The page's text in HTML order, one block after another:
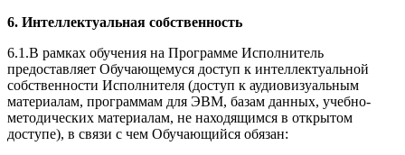
6. Интеллектуальная собственность
6.1.В рамках обучения на Программе Исполнитель
предоставляет Обучающемуся доступ к интеллектуальной
собственности Исполнителя (доступ к аудиовизуальным
материалам, программам для ЭВМ, базам данных, учебно-
методических материалам, не находящимся в открытом
доступе), в связи с чем Обучающийся обязан: